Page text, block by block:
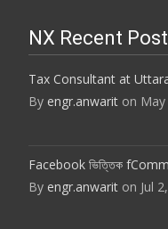
NX Recent
Tax Consultant at
By engr.anwarit on
Facebook ভিত্তিক
By engr.anwarit on Jul